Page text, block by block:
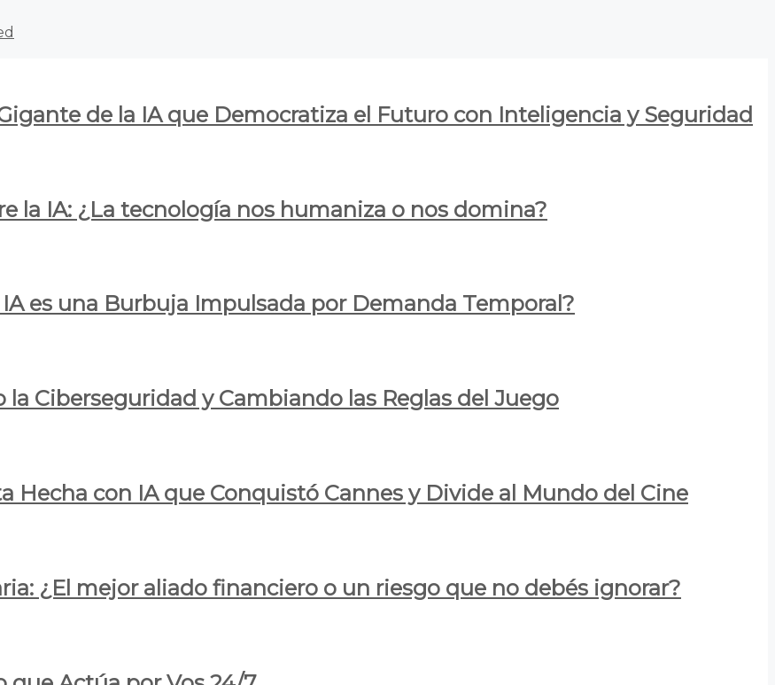
de la IA que Democratiza el Futuro con Inteligencia y Seguridad
la IA: ¿La tecnología nos humaniza o nos domina?
es una Burbuja Impulsada por Demanda Temporal?
Ciberseguridad y Cambiando las Reglas del Juego
Hecha con IA que Conquistó Cannes y Divide al Mundo del Cine
¿El mejor aliado financiero o un riesgo que no debés ignorar?